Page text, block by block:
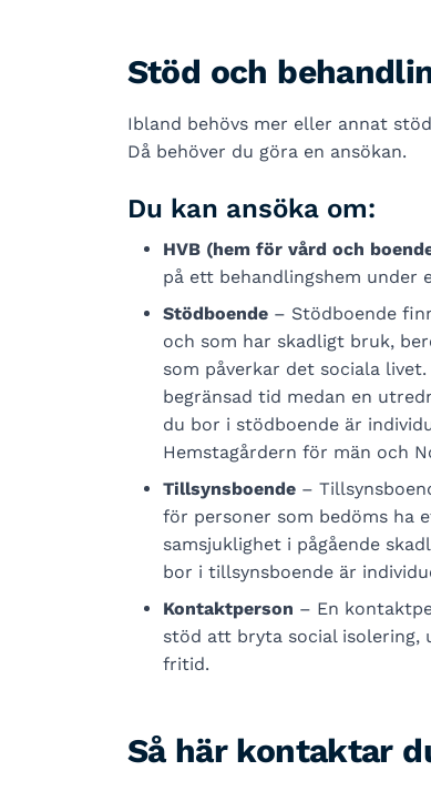
Stöd och
Ibland behövs mer eller annat
Då behöver du göra en ansökan.
Du kan ansöka om:
HVB (hem för vård och
på ett behandlingshem under
Stödboende– Stödboende
och som har skadligt bruk,
som påverkar det sociala
begränsad tid medan en
du bor i stödboende är
Hemstagårdern för män och
Tillsynsboende–
för personer som bedöms ha
samsjuklighet i pågående
bor i tillsynsboende är
Kontaktperson – En
stöd att bryta social isolering,
fritid.
Så här kontaktar